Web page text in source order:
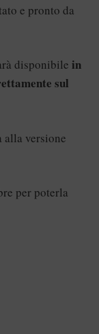
e pronto da
disponibile in
sul
alla versione
per poterla